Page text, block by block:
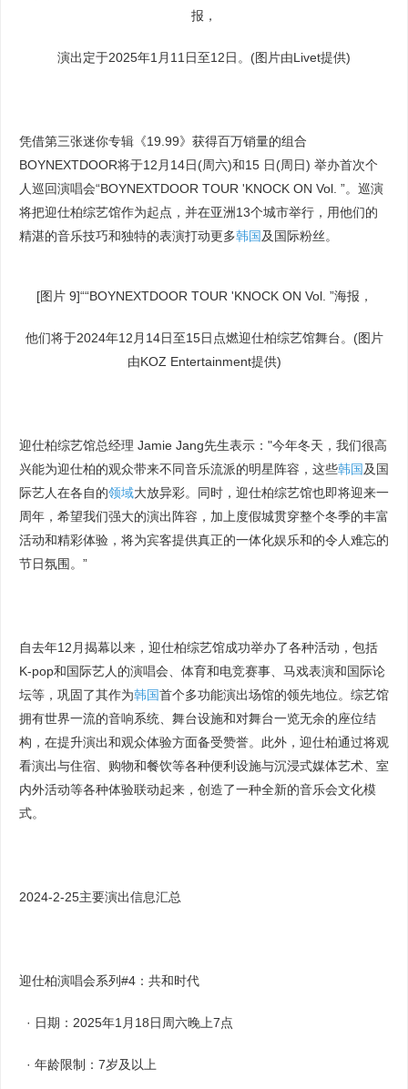
报，
演出定于2025年1月11日至12日。(图片由Livet提供)
凭借第三张迷你专辑《19.99》获得百万销量的组合
BOYNEXTDOOR将于12月14日(周六)和15 日(周日) 举办首次个
人巡回演唱会“BOYNEXTDOOR TOUR 'KNOCK ON Vol. ”。巡演
将把迎仕柏综艺馆作为起点，并在亚洲13个城市举行，用他们的
精湛的音乐技巧和独特的表演打动更多韩国及国际粉丝。
[图片 9]““BOYNEXTDOOR TOUR 'KNOCK ON Vol. ”海报，
他们将于2024年12月14日至15日点燃迎仕柏综艺馆舞台。(图片
由KOZ Entertainment提供)
迎仕柏综艺馆总经理 Jamie Jang先生表示："今年冬天，我们很高
兴能为迎仕柏的观众带来不同音乐流派的明星阵容，这些韩国及国
际艺人在各自的领域大放异彩。同时，迎仕柏综艺馆也即将迎来一
周年，希望我们强大的演出阵容，加上度假城贯穿整个冬季的丰富
活动和精彩体验，将为宾客提供真正的一体化娱乐和的令人难忘的
节日氛围。”
自去年12月揭幕以来，迎仕柏综艺馆成功举办了各种活动，包括
K-pop和国际艺人的演唱会、体育和电竞赛事、马戏表演和国际论
坛等，巩固了其作为韩国首个多功能演出场馆的领先地位。综艺馆
拥有世界一流的音响系统、舞台设施和对舞台一览无余的座位结
构，在提升演出和观众体验方面备受赞誉。此外，迎仕柏通过将观
看演出与住宿、购物和餐饮等各种便利设施与沉浸式媒体艺术、室
内外活动等各种体验联动起来，创造了一种全新的音乐会文化模
式。
2024-2-25主要演出信息汇总
迎仕柏演唱会系列#4：共和时代
· 日期：2025年1月18日周六晚上7点
· 年龄限制：7岁及以上